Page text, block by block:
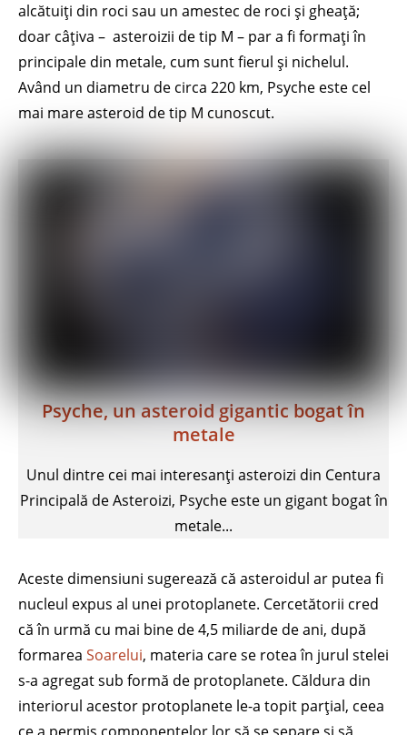
alcătuiți din roci sau un amestec de roci și gheață;
doar câțiva – asteroizii de tip M – par a fi formați în
principale din metale, cum sunt fierul și nichelul.
Având un diametru de circa 220 km, Psyche este cel
mai mare asteroid de tip M cunoscut.
Psyche, un asteroid gigantic bogat în
metale
Unul dintre cei mai interesanți asteroizi din Centura
Principală de Asteroizi, Psyche este un gigant bogat în
metale...
Aceste dimensiuni sugerează că asteroidul ar putea fi
nucleul expus al unei protoplanete. Cercetătorii cred
că în urmă cu mai bine de 4,5 miliarde de ani, după
formarea Soarelui, materia care se rotea în jurul stelei
s-a agregat sub formă de protoplanete. Căldura din
interiorul acestor protoplanete le-a topit parțial, ceea
ce a permis componentelor lor să se separe și să